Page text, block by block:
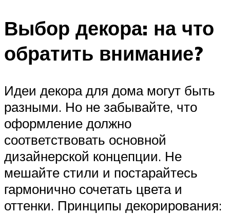
Выбор декора: на что
обратить внимание?
Идеи декора для дома могут быть
разными. Но не забывайте, что
оформление должно
соответствовать основной
дизайнерской концепции. Не
мешайте стили и постарайтесь
гармонично сочетать цвета и
оттенки. Принципы декорирования: